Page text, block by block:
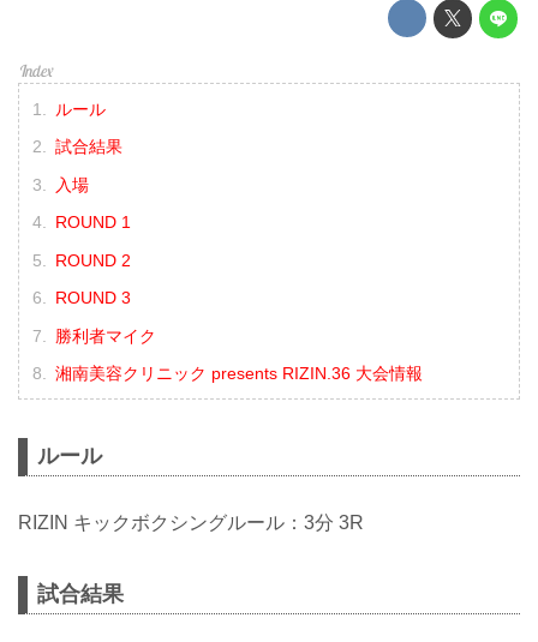
ルール
試合結果
入場
ROUND 1
ROUND 2
ROUND 3
勝利者マイク
湘南美容クリニック presents RIZIN.36 大会情報
ルール
RIZIN キックボクシングルール：3分 3R
試合結果